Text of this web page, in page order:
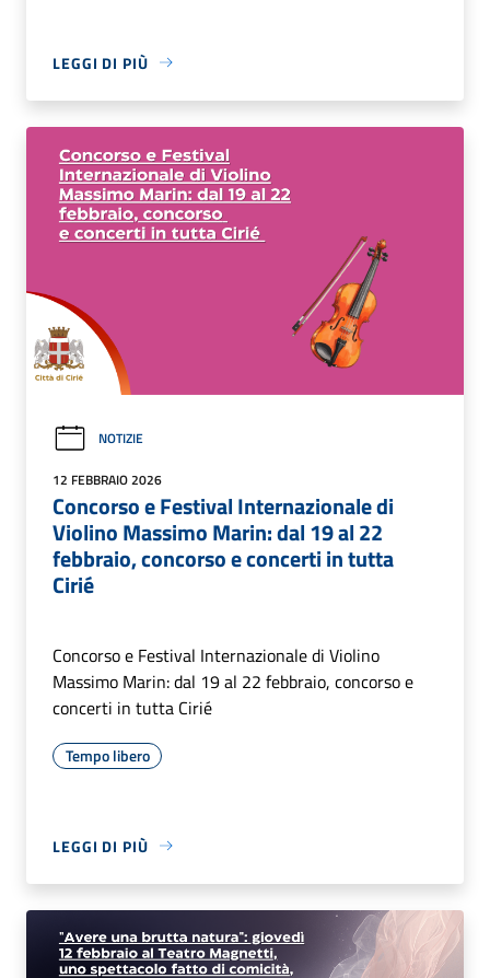
LEGGI DI PIÙ
NOTIZIE
12 FEBBRAIO 2026
Concorso e Festival Internazionale di
Violino Massimo Marin: dal 19 al 22
febbraio, concorso e concerti in tutta
Cirié
Concorso e Festival Internazionale di Violino
Massimo Marin: dal 19 al 22 febbraio, concorso e
concerti in tutta Cirié
Tempo libero
LEGGI DI PIÙ